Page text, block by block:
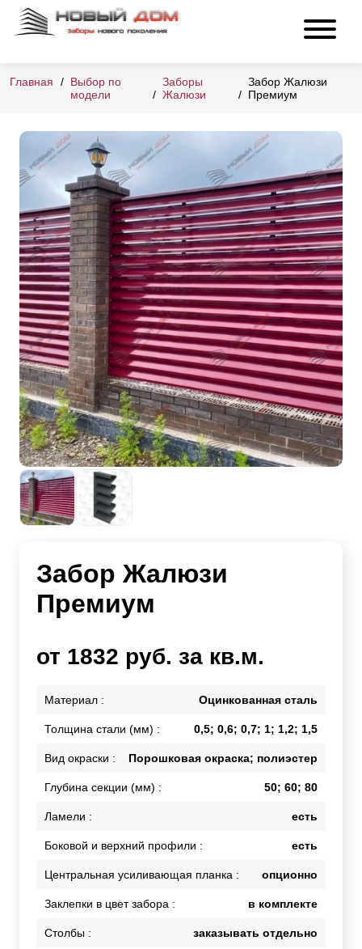
Главная
Выбор по
модели
Заборы
Жалюзи
Забор Жалюзи
Премиум
Забор Жалюзи
Премиум
от 1832 руб. за кв.м.
Материал : Оцинкованная сталь
Толщина стали (мм) : 0,5; 0,6; 0,7; 1; 1,2; 1,5
Вид окраски : Порошковая окраска; полиэстер
Глубина секции (мм) : 50; 60; 80
Ламели : есть
Боковой и верхний профили : есть
Центральная усиливающая планка : опционно
Заклепки в цвет забора : в комплекте
Столбы : заказывать отдельно